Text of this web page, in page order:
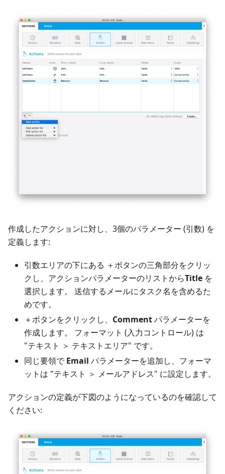
作成したアクションに対し、3個のパラメーター (引数) を
定義します:
引数エリアの下にある ＋ボタンの三角部分をクリッ
クし、アクションパラメーターのリストからTitle を
選択します。 送信するメールにタスク名を含めるた
めです。
＋ボタンをクリックし、 Commentパラメーターを
作成します。 フォーマット (入力コントロール) は
"テキスト ＞ テキストエリア" です。
同じ要領でEmail パラメーターを追加し、フォーマ
ットは "テキスト ＞ メールアドレス" に設定します。
アクションの定義が下図のようになっているのを確認して
ください: